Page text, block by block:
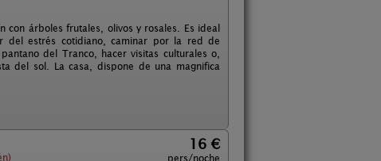
árboles frutales, olivos y rosales. Es ideal
del estrés cotidiano, caminar por la red de
del Tranco, hacer visitas culturales o,
del sol. La casa, dispone de una magnifica
16 €
pers/noche